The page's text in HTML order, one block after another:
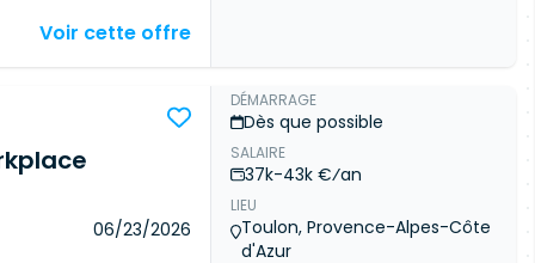
optimale duPLM.
cible mi-
potentiellement
salarial
cohérence globale
en
une
de la
Voir cette offre
06/23/2026
DÉMARRAGE
Dès que possible
SALAIRE
37k-43k €⁄an
LIEU
Toulon, Provence-Alpes-Côte
d'Azur